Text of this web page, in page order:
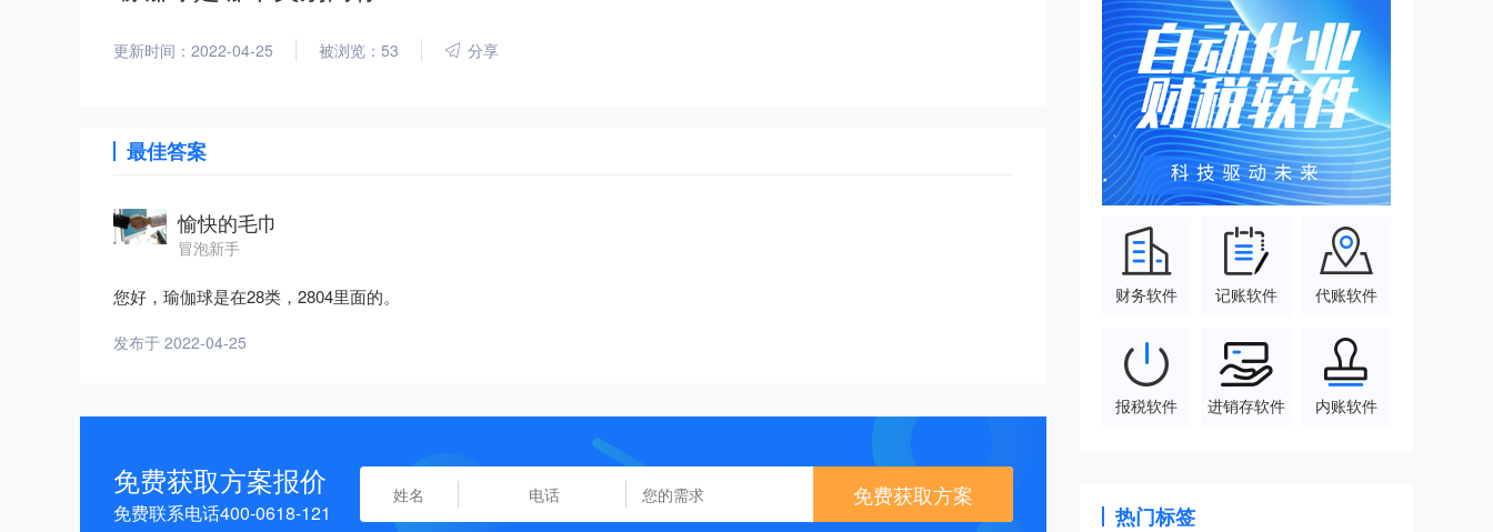
更新时间：2022-04-25 被浏览：53 分享
最佳答案
愉快的毛巾
冒泡新手
您好，瑜伽球是在28类，2804里面的。
发布于 2022-04-25
免费获取方案报价
免费联系电话400-0618-121
免费获取方案
财务软件 记账软件 代账软件
报税软件 进销存软件 内账软件
热门标签